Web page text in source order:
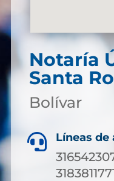
Notaría
Santa
Bolívar
 Líneas de